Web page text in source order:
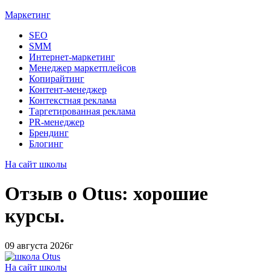
Маркетинг
SEO
SMM
Интернет-маркетинг
Менеджер маркетплейсов
Копирайтинг
Контент-менеджер
Контекстная реклама
Таргетированная реклама
PR-менеджер
Брендинг
Блогинг
На сайт школы
Отзыв о Otus: хорошие
курсы.
09 августа 2026г
На сайт школы